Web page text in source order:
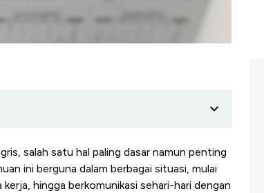
salah satu hal paling dasar namun penting
ini berguna dalam berbagai situasi, mulai
hingga berkomunikasi sehari-hari dengan